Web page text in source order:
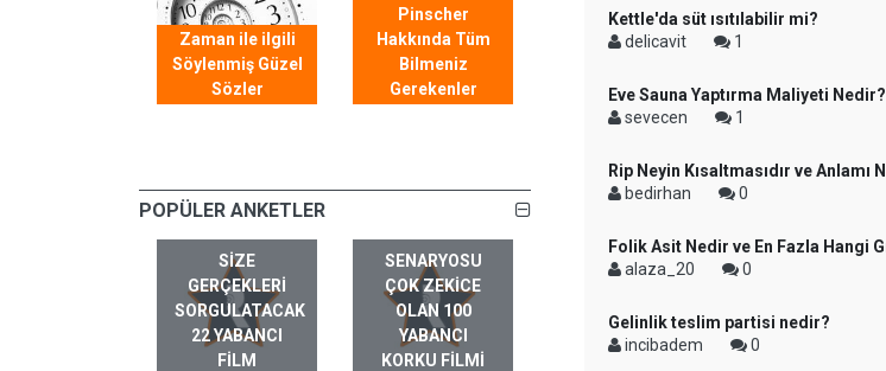
Zaman ile ilgili
Söylenmiş Güzel
Sözler
Pinscher
Hakkında Tüm
Bilmeniz
Gerekenler
POPÜLER ANKETLER
SIZE
GERÇEKLERI
SORGULATACAK
22 YABANCI
FILM
SENARYOSU
ÇOK ZEKICE
OLAN 100
YABANCI
KORKU FILMI
Kettle'da süt ısıtılabilir mi?
delicavit
1
Eve Sauna Yaptırma Maliyeti
sevecen
1
Rip Neyin Kısaltmasıdır ve Anlamı
bedirhan
0
Folik Asit Nedir ve En Fazla Hangi
alaza_20
0
Gelinlik teslim partisi nedir?
incibadem
0